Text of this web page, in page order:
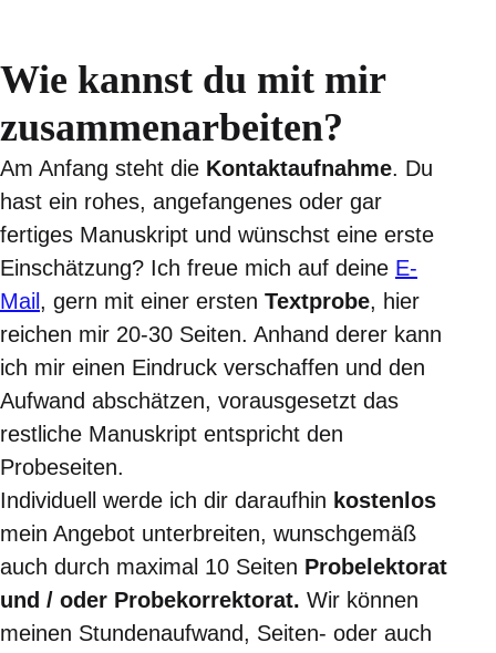
Wie kannst du mit mir
zusammenarbeiten?
Am Anfang steht die Kontaktaufnahme. Du
hast ein rohes, angefangenes oder gar
fertiges Manuskript und wünschst eine erste
Einschätzung? Ich freue mich auf deine E-
Mail , gern mit einer ersten Textprobe, hier
reichen mir 20-30 Seiten. Anhand derer kann
ich mir einen Eindruck verschaffen und den
Aufwand abschätzen, vorausgesetzt das
restliche Manuskript entspricht den
Probeseiten.
Individuell werde ich dir daraufhin kostenlos
mein Angebot unterbreiten, wunschgemäß
auch durch maximal 10 Seiten Probelektorat
und / oder Probekorrektorat. Wir können
meinen Stundenaufwand, Seiten- oder auch